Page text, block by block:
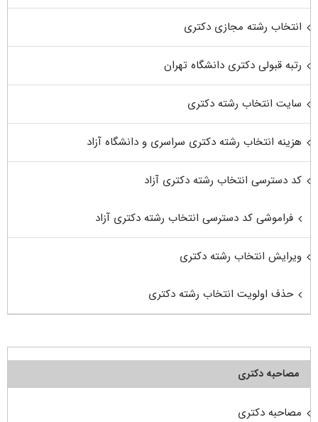
انتخاب رشته مجازی دکتری
رتبه قبولی دکتری دانشگاه تهران
سایت انتخاب رشته دکتری
هزینه انتخاب رشته دکتری سراسری و دانشگاه آزاد
کد دسترسی انتخاب رشته دکتری آزاد
فراموشی کد دسترسی انتخاب رشته دکتری آزاد
ویرایش انتخاب رشته دکتری
حذف اولویت انتخاب رشته دکتری
مصاحبه دکتری
مصاحبه دکتری